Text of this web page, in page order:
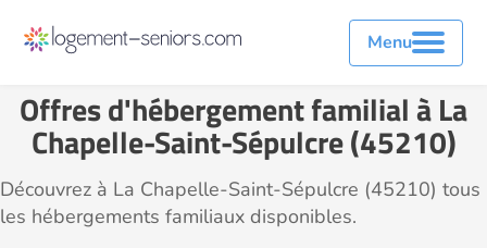
Menu
Offres d'hébergement familial à La
Chapelle-Saint-Sépulcre (45210)
Découvrez à La Chapelle-Saint-Sépulcre (45210) tous
les hébergements familiaux disponibles.